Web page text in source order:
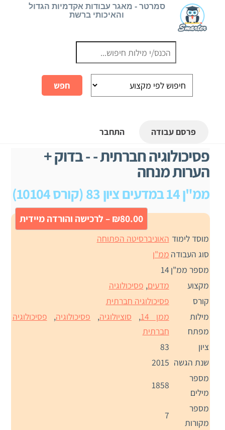
סמרטר - מאגר עבודות אקדמיות הגדול
והאיכותי ברשת
פרסם עבודה התחבר
פסיכולוגיה חברתית - - בדוק +
הערות מנחה
ממ"ן 14 במדעים ציון 83 (קורס 10104)
₪80.00 – לרכישה והורדה מיידית
מוסד לימוד האוניברסיטה הפתוחה
סוג העבודה ממ"ן
מספר ממ"ן14
מקצוע
מדעים, פסיכולוגיה
קורס
פסיכולוגיה חברתית
מילות
מפתח
ממן 14 , סוציולוגיה, פסיכולוגיה, פסיכולוגיה
חברתית
ציון
83
שנת הגשה 2015
מספר
מילים
1858
מספר
מקורות
7